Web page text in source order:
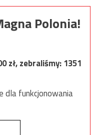
Polonia!
zł, zebraliśmy:1351
dla funkcjonowania